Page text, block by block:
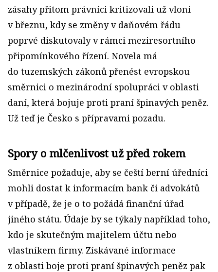
zásahy přitom právníci kritizovali už vloni
v březnu, kdy se změny v daňovém řádu
poprvé diskutovaly v rámci meziresortního
připomínkového řízení. Novela má
do tuzemských zákonů přenést evropskou
směrnici o mezinárodní spolupráci v oblasti
daní, která bojuje proti praní špinavých peněz.
Už teď je Česko s přípravami pozadu.
Spory o mlčenlivost už před rokem
Směrnice požaduje, aby se čeští berní úředníci
mohli dostat k informacím bank či advokátů
v případě, že je o to požádá finanční úřad
jiného státu. Údaje by se týkaly například toho,
kdo je skutečným majitelem účtu nebo
vlastníkem firmy. Získávané informace
z oblasti boje proti praní špinavých peněz pak